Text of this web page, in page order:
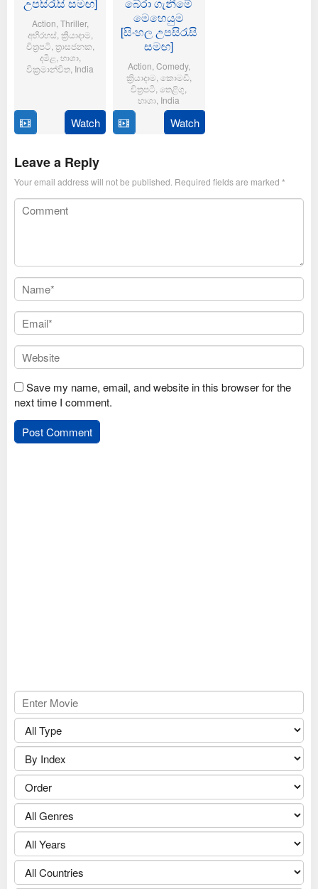
Action Thriller,
අභිරහස්, ක්‍රියාදාම
චිත්‍රපටි ත්‍රාසජනක
දමිළ භාශා,
වික්‍රමාන්විත India
Feb
2025
Thirumeni
Watch
මෙහෙයුම
[සිංහල උපසිරැසි
සමඟ]
Action Comedy,
ක්‍රියාදාම කොමඩි,
චිත්‍රපටි ,තෙළිගු
භාශා India
Jan
Anil
Ravipudi
Watch
Leave a Reply
Your email address will not be published. Required fields are marked *
Save my name, email, and website in this browser for the
next time I comment.